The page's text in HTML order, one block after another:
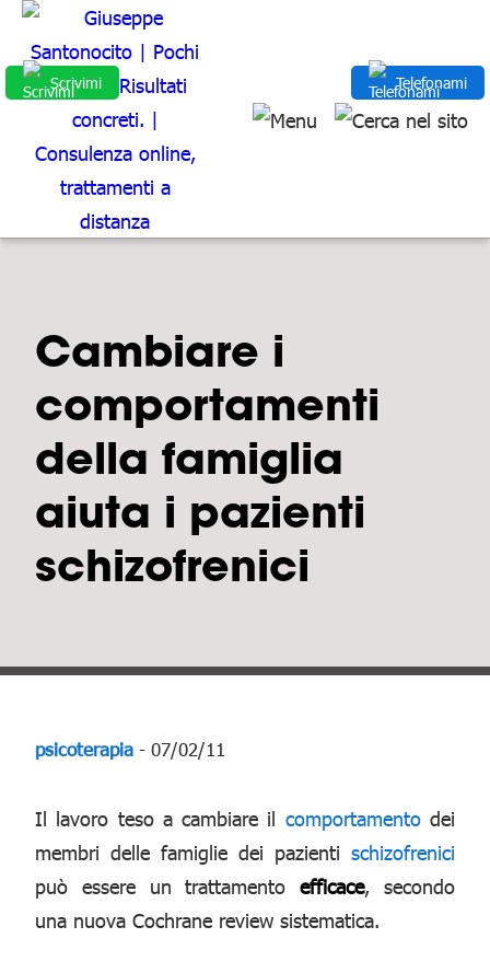
Scrivimi Telefonami
Cambiare i
comportamenti
della famiglia
aiuta i pazienti
schizofrenici
psicoterapia - 07/02/11
Il lavoro teso a cambiare il comportamentodei
membri delle famiglie dei pazienti schizofrenici
può essere un trattamentoefficace, secondo
una nuova Cochrane review sistematica.